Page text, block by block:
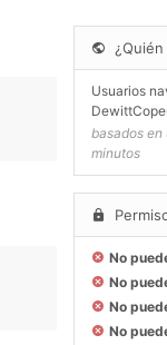
Usuarios
basados en
minutos
No
No
No
No